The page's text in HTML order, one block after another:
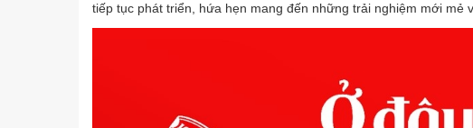
tiếp tục phát triển, hứa hẹn mang đến những trải nghiệm mới mẻ